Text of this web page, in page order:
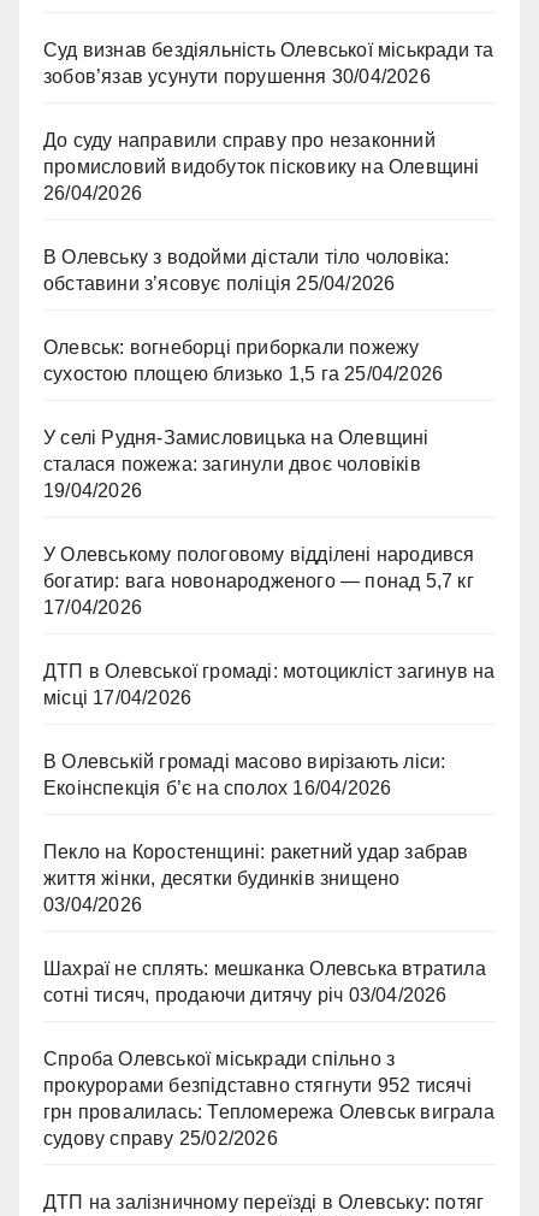
Суд визнав бездіяльність Олевської міськради та
зобов’язав усунути порушення 30/04/2026
До суду направили справу про незаконний
промисловий видобуток пісковику на Олевщині
26/04/2026
В Олевську з водойми дістали тіло чоловіка:
обставини з’ясовує поліція 25/04/2026
Олевськ: вогнеборці приборкали пожежу
сухостою площею близько 1,5 га 25/04/2026
У селі Рудня-Замисловицька на Олевщині
сталася пожежа: загинули двоє чоловіків
19/04/2026
У Олевському пологовому відділені народився
богатир: вага новонародженого — понад 5,7 кг
17/04/2026
ДТП в Олевської громаді: мотоцикліст загинув на
місці 17/04/2026
В Олевській громаді масово вирізають ліси:
Екоінспекція б’є на сполох 16/04/2026
Пекло на Коростенщині: ракетний удар забрав
життя жінки, десятки будинків знищено
03/04/2026
Шахраї не сплять: мешканка Олевська втратила
сотні тисяч, продаючи дитячу річ 03/04/2026
Спроба Олевської міськради спільно з
прокурорами безпідставно стягнути 952 тисячі
грн провалилась: Тепломережа Олевськ виграла
судову справу 25/02/2026
ДТП на залізничному переїзді в Олевську: потяг